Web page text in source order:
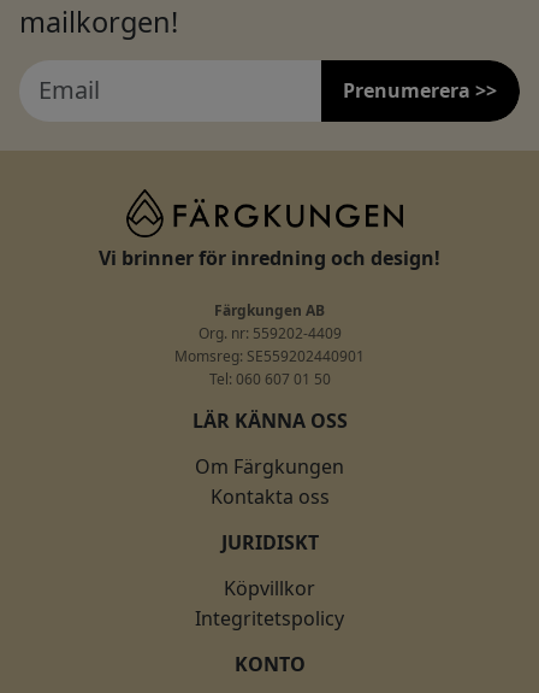
mailkorgen!
Prenumerera >>
Vi brinner för inredning och design!
Färgkungen AB
Org. nr: 559202-4409
Momsreg: SE559202440901
Tel: 060 607 01 50
LÄR KÄNNA OSS
Om Färgkungen
Kontakta oss
JURIDISKT
Köpvillkor
Integritetspolicy
KONTO